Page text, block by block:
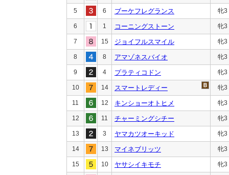
5 6 ブーケフレグランス 牝3
6 1 コーニングストーン 牝3
7 15 ジョイフルスマイル 牝3
8 8 アマゾネスバイオ 牝3
9 4 プラティコドン 牝3
10 14 スマートレディー 牝3
11 12 キンショーオトヒメ 牝3
12 11 チャーミングシチー 牝3
13 3 ヤマカツオーキッド 牝3
14 13 マイネブリッツ 牝3
15 10 ヤサシイキモチ 牝3